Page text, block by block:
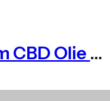
40% Premium CBD Olie (4000 Mg Phytocannabinoids)